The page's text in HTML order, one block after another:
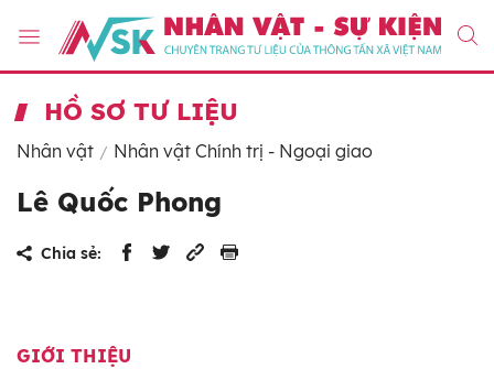
HỒ SƠ TƯ LIỆU
Nhân vật Nhân vật Chính trị - Ngoại giao
Lê Quốc Phong
Chia sẻ:
GIỚI THIỆU